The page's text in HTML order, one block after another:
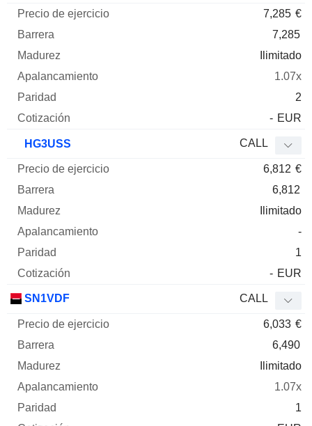
7,285 €
7,285
Ilimitado
1.07x
2
- EUR
HG3USS CALL
6,812 €
6,812
Ilimitado
-
1
- EUR
SN1VDF CALL
6,033 €
6,490
Ilimitado
1.07x
1